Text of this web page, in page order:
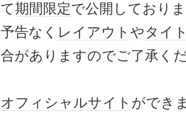
て期間限定で公開しており
予告なく レイアウト やタイ
合がありますのでご了承く
オフィシャルサイト ができ